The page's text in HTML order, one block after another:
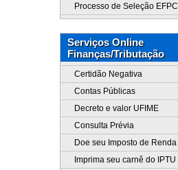
Processo de Seleção EFPC
Serviços Online
Finanças/Tributação
Certidão Negativa
Contas Públicas
Decreto e valor UFIME
Consulta Prévia
Doe seu Imposto de Renda
Imprima seu carnê do IPTU